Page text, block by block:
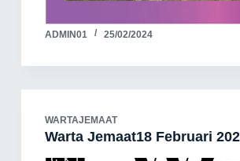
ADMIN01 25/02/2024
WARTAJEMAAT
Warta Jemaat18 Februari